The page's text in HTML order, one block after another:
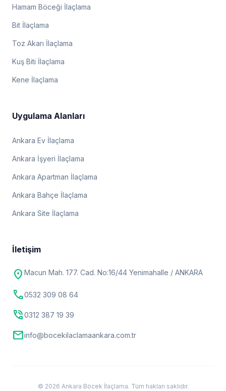
Hamam Böceği İlaçlama
Bit İlaçlama
Toz Akarı İlaçlama
Kuş Biti İlaçlama
Kene İlaçlama
Uygulama Alanları
Ankara Ev İlaçlama
Ankara İşyeri İlaçlama
Ankara Apartman İlaçlama
Ankara Bahçe İlaçlama
Ankara Site İlaçlama
İletişim
location_on Macun Mah. 177. Cad. No:16/44 Yenimahalle / ANKARA
call0532 309 08 64
phone_in_talk0312 387 19 39
mailinfo@bocekilaclamaankara.com.tr
© 2026 Ankara Böcek İlaçlama. Tüm hakları saklıdır.